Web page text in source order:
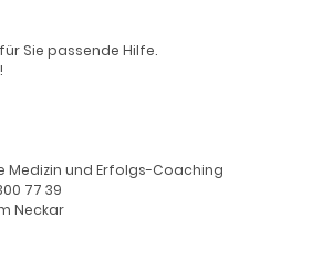
Sie passende Hilfe.
Medizin und Erfolgs-Coaching
77 39
Neckar